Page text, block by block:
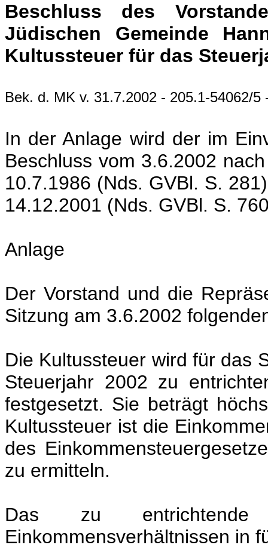
Beschluss des
Jüdischen Gemeinde
Kultussteuer für das
Bek. d. MK v. 31.7.2002 - 205.1-
In der Anlage wird der im
Beschluss vom 3.6.2002
10.7.1986 (Nds. GVBl. S.
14.12.2001 (Nds. GVBl. S.
Anlage
Der Vorstand und die
Sitzung am 3.6.2002
Die Kultussteuer wird für das
Steuerjahr 2002 zu
festgesetzt. Sie beträgt
Kultussteuer ist die
des
zu ermitteln.
Das zu
Einkommensverhältnissen in